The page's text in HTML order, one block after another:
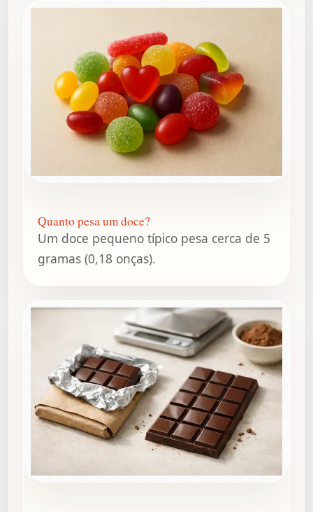
Quanto pesa um doce?
Um doce pequeno típico pesa cerca de 5
gramas (0,18 onças).